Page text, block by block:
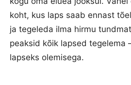
koht, kus laps saab ennast
ja tegeleda ilma hirmu
peaksid kõik lapsed tegelema
lapseks olemisega.